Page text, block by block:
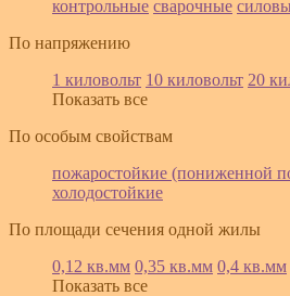
контрольные сварочные
По напряжению
1 киловольт 10 киловольт 20
Показать все
По особым свойствам
пожаростойкие (пониженной
холодостойкие
По площади сечения одной жилы
0,12 кв.мм 0,35 кв.мм 0,4 кв.мм
Показать все